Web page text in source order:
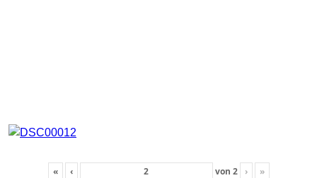
« ‹ von 2 ›
»